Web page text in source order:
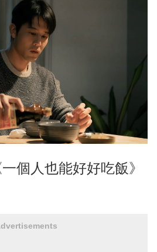
個人也能好好吃飯》